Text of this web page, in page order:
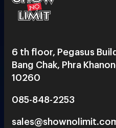
6 th floor, Pegasus
Bang Chak, Phra
10260
085-848-2253